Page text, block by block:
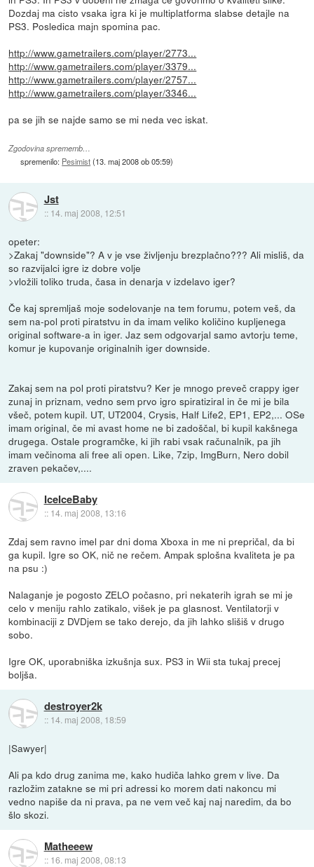
Dozdaj ma cisto vsaka igra ki je multiplatforma slabse detajle na
PS3. Posledica majn spomina pac.
http://www.gametrailers.com/player/2773...
http://www.gametrailers.com/player/3379...
http://www.gametrailers.com/player/2757...
http://www.gametrailers.com/player/3346...
pa se jih se najde samo se mi neda vec iskat.
Zgodovina sprememb…
spremenilo: Pesimist(13. maj 2008 ob 05:59)
Jst
:: 14. maj 2008, 12:51
opeter:
>Zakaj "downside"? A v je vse življenju brezplačno??? Ali misliš, da
so razvijalci igre iz dobre volje
>vložili toliko truda, časa in denarja v izdelavo iger?
Če kaj spremljaš moje sodelovanje na tem forumu, potem veš, da
sem na-pol proti piratstvu in da imam veliko količino kupljenega
original software-a in iger. Jaz sem odgovarjal samo avtorju teme,
komur je kupovanje originalnih iger downside.
Zakaj sem na pol proti piratstvu? Ker je mnogo preveč crappy iger
zunaj in priznam, vedno sem prvo igro spiratiziral in če mi je bila
všeč, potem kupil. UT, UT2004, Crysis, Half Life2, EP1, EP2,... OSe
imam original, če mi avast home ne bi zadoščal, bi kupil kakšnega
drugega. Ostale programčke, ki jih rabi vsak računalnik, pa jih
imam večinoma ali free ali open. Like, 7zip, ImgBurn, Nero dobil
zraven pekačev,....
IceIceBaby
:: 14. maj 2008, 13:16
Zdaj sem ravno imel par dni doma Xboxa in me ni prepričal, da bi
ga kupil. Igre so OK, nič ne rečem. Ampak splošna kvaliteta je pa
na psu :)
Nalaganje je pogosto ZELO počasno, pri nekaterih igrah se mi je
celo v meniju rahlo zatikalo, višek je pa glasnost. Ventilatorji v
kombinaciji z DVDjem se tako derejo, da jih lahko slišiš v drugo
sobo.
Igre OK, uporabniška izkušnja sux. PS3 in Wii sta tukaj precej
boljša.
destroyer2k
:: 14. maj 2008, 18:59
|Sawyer|
Ali pa kdo drug zanima me, kako hudiča lahko grem v live. Da
razložim zatakne se mi pri adressi ko morem dati nakoncu mi
vedno napiše da ni prava, pa ne vem več kaj naj naredim, da bo
šlo skozi.
Matheeew
:: 16. maj 2008, 08:13